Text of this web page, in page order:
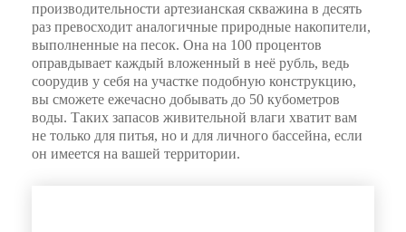
производительности артезианская скважина в десять
раз превосходит аналогичные природные накопители,
выполненные на песок. Она на 100 процентов
оправдывает каждый вложенный в неё рубль, ведь
соорудив у себя на участке подобную конструкцию,
вы сможете ежечасно добывать до 50 кубометров
воды. Таких запасов живительной влаги хватит вам
не только для питья, но и для личного бассейна, если
он имеется на вашей территории.